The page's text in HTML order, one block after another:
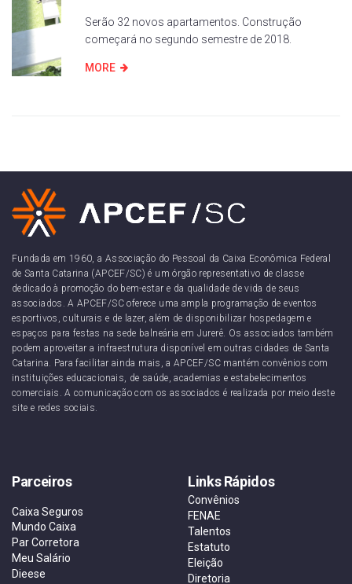
Serão 32 novos apartamentos. Construção
começará no segundo semestre de 2018.
MORE
Fundada em 1960, a Associação do Pessoal da Caixa Econômica Federal
de Santa Catarina (APCEF/SC) é um órgão representativo de classe
dedicado à promoção do bem-estar e da qualidade de vida de seus
associados. A APCEF/SC oferece uma ampla programação de eventos
esportivos, culturais e de lazer, além de disponibilizar hospedagem e
espaços para festas na sede balneária em Jurerê. Os associados também
podem aproveitar a infraestrutura disponível em outras cidades de Santa
Catarina. Para facilitar ainda mais, a APCEF/SC mantém convênios com
instituições educacionais, de saúde, academias e estabelecimentos
comerciais. A comunicação com os associados é realizada por meio deste
site e redes sociais.
Parceiros
Caixa Seguros
Mundo Caixa
Par Corretora
Meu Salário
Dieese
Links Rápidos
Convênios
FENAE
Talentos
Estatuto
Eleição
Diretoria